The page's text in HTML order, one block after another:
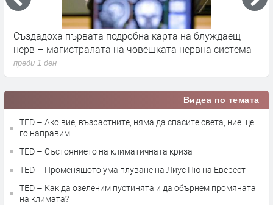
Апофис няма да удари Земята през 2029 г., но крие
друга заплаха за учените
преди 1 ден
Видеа по темата
TED – Ако вие, възрастните, няма да спасите света, ние ще
го направим
TED – Състоянието на климатичната криза
TED – Променящото ума плуване на Лиус Пю на Еверест
TED – Как да озеленим пустинята и да обърнем промяната
на климата?